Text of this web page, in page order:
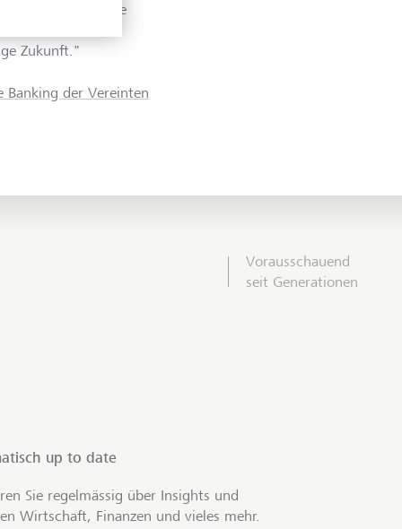
worden. Die
Zukunft."
Banking der Vereinten
Vorausschauend
seit Generationen
up to date
Sie regelmässig über Insights und
Wirtschaft, Finanzen und vieles mehr.